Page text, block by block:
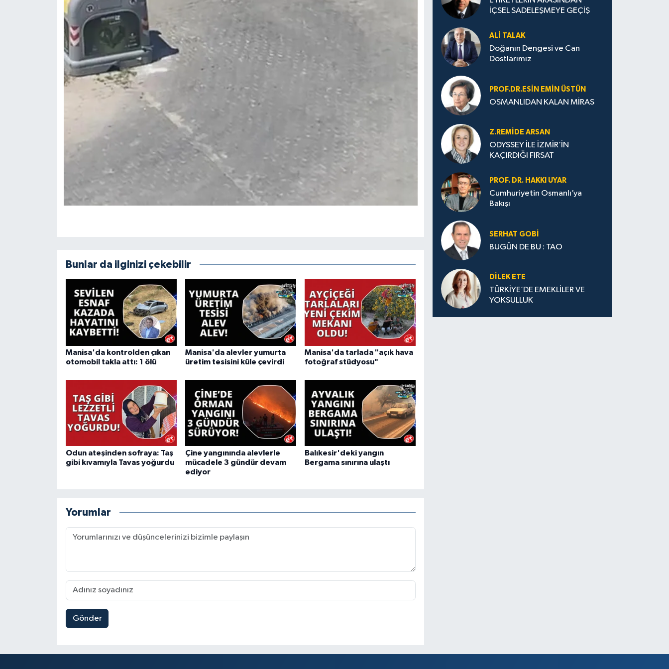
Bunlar da ilginizi çekebilir
Manisa'da kontrolden çıkan
otomobil takla attı: 1 ölü
Manisa'da alevler yumurta
üretim tesisini küle çevirdi
Manisa'da tarlada "açık hava
fotoğraf stüdyosu"
Odun ateşinden sofraya: Taş
gibi kıvamıyla Tavas yoğurdu
Çine yangınında alevlerle
mücadele 3 gündür devam
ediyor
Balıkesir'deki yangın
Bergama sınırına ulaştı
Yorumlar
Gönder
İÇSEL SADELEŞMEYE GEÇİŞ
ALI TALAK
Doğanın Dengesi ve Can
Dostlarımız
PROF.DR.ESIN EMIN ÜSTÜN
OSMANLIDAN KALAN MİRAS
Z.REMIDE ARSAN
ODYSSEY İLE İZMİR’İN
KAÇIRDIĞI FIRSAT
PROF. DR. HAKKI UYAR
Cumhuriyetin Osmanlı’ya
Bakışı
SERHAT GOBİ
BUGÜN DE BU : TAO
DILEK ETE
TÜRKİYE’DE EMEKLİLER VE
YOKSULLUK